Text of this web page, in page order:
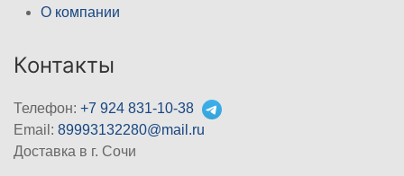
О компании
Контакты
Телефон: +7 924 831-10-38
Email: 89993132280@mail.ru
Доставка в г. Сочи